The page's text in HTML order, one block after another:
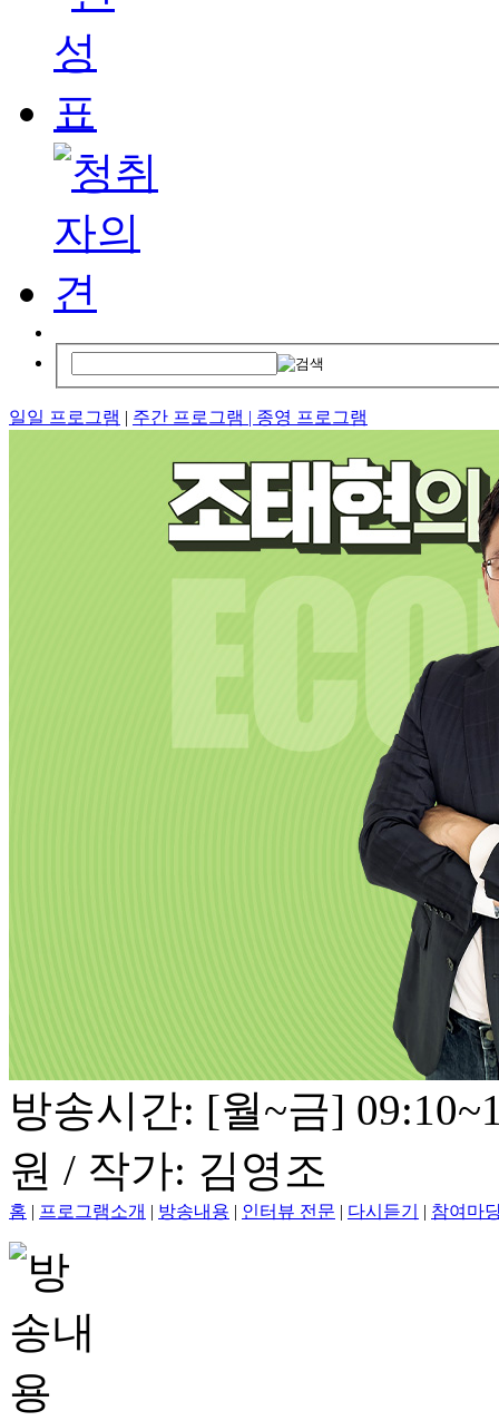
일일 프로그램 | 주간 프로그램 | 종영 프로그램
방송시간: [월~금]
원 / 작가: 김영조
홈 | 프로그램소개 | 방송내용 | 인터뷰 전문 | 다시듣기 | 참여마